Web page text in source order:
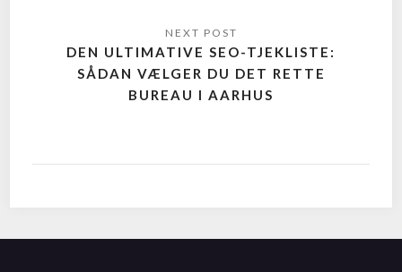
DEN ULTIMATIVE SEO-TJEKLISTE:
SÅDAN VÆLGER DU DET RETTE
BUREAU I AARHUS